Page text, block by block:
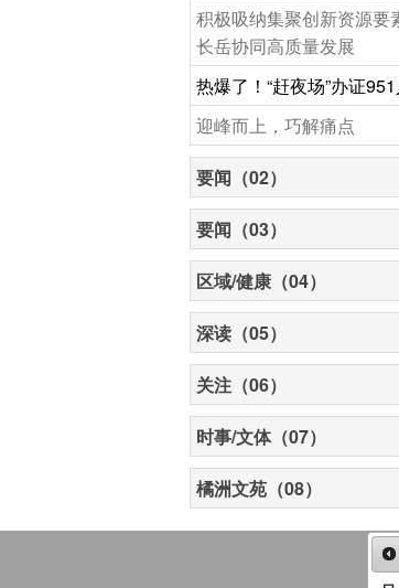
积极吸纳集聚创新资源要
长岳协同高质量发展
热爆了！“赶夜场”办证
迎峰而上，巧解痛点
要闻（02）
要闻（03）
区域/健康（04）
深读（05）
关注（06）
时事/文体（07）
橘洲文苑（08）